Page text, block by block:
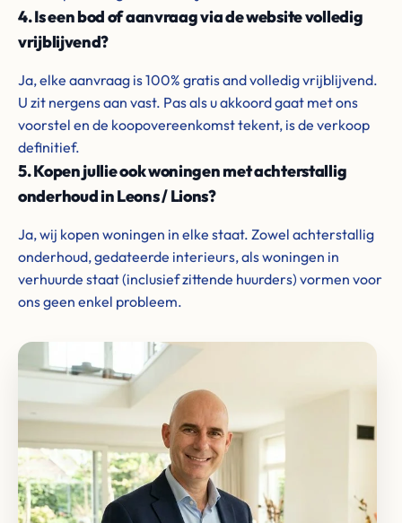
4. Is een bod of aanvraag via de website volledig
vrijblijvend?
Ja, elke aanvraag is 100% gratis and volledig vrijblijvend.
U zit nergens aan vast. Pas als u akkoord gaat met ons
voorstel en de koopovereenkomst tekent, is de verkoop
definitief.
5. Kopen jullie ook woningen met achterstallig
onderhoud in Leons / Lions?
Ja, wij kopen woningen in elke staat. Zowel achterstallig
onderhoud, gedateerde interieurs, als woningen in
verhuurde staat (inclusief zittende huurders) vormen voor
ons geen enkel probleem.